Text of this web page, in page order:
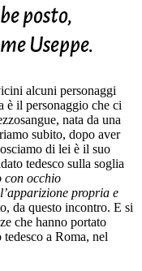
posto,
Useppe.
alcuni personaggi
è il personaggio che ci
nata da una
subito, dopo aver
di lei è il suo
tedesco sulla soglia
con occhio
propria e
da questo incontro. E si
che hanno portato
a Roma, nel